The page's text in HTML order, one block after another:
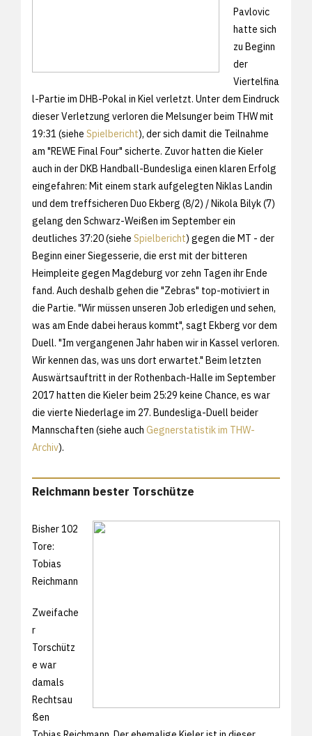
Pavlovic
hatte sich
zu Beginn
der
Viertelfina
l-Partie im DHB-Pokal in Kiel verletzt. Unter dem Eindruck
dieser Verletzung verloren die Melsunger beim THW mit
19:31 (siehe Spielbericht), der sich damit die Teilnahme
am "REWE Final Four" sicherte. Zuvor hatten die Kieler
auch in der DKB Handball-Bundesliga einen klaren Erfolg
eingefahren: Mit einem stark aufgelegten Niklas Landin
und dem treffsicheren Duo Ekberg (8/2) / Nikola Bilyk (7)
gelang den Schwarz-Weißen im September ein
deutliches 37:20 (siehe Spielbericht) gegen die MT - der
Beginn einer Siegesserie, die erst mit der bitteren
Heimpleite gegen Magdeburg vor zehn Tagen ihr Ende
fand. Auch deshalb gehen die "Zebras" top-motiviert in
die Partie. "Wir müssen unseren Job erledigen und sehen,
was am Ende dabei heraus kommt", sagt Ekberg vor dem
Duell. "Im vergangenen Jahr haben wir in Kassel verloren.
Wir kennen das, was uns dort erwartet." Beim letzten
Auswärtsauftritt in der Rothenbach-Halle im September
2017 hatten die Kieler beim 25:29 keine Chance, es war
die vierte Niederlage im 27. Bundesliga-Duell beider
Mannschaften (siehe auch Gegnerstatistik im THW-
Archiv).
Reichmann bester Torschütze
Bisher 102
Tore:
Tobias
Reichmann
Zweifache
r
Torschütz
e war
damals
Rechtsau
ßen